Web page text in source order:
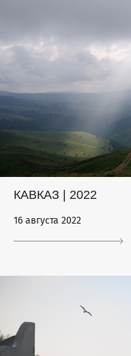
КАВКАЗ | 2022
16 августа 2022